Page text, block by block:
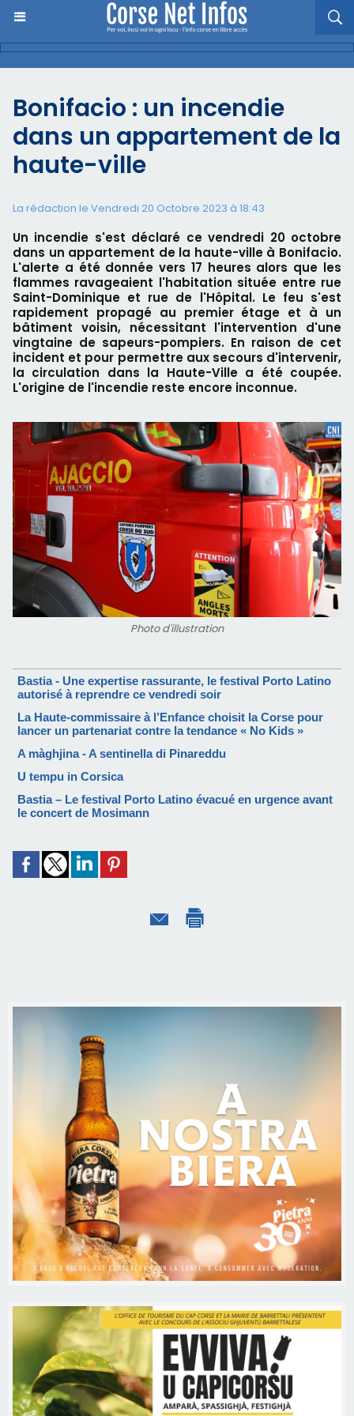
Bonifacio : un incendie
dans un appartement de la
haute-ville
La rédaction le Vendredi 20 Octobre 2023 à 18:43
Un incendie s'est déclaré ce vendredi 20 octobre
dans un appartement de la haute-ville à Bonifacio.
L'alerte a été donnée vers 17 heures alors que les
flammes ravageaient l'habitation située entre rue
Saint-Dominique et rue de l'Hôpital. Le feu s'est
rapidement propagé au premier étage et à un
bâtiment voisin, nécessitant l'intervention d'une
vingtaine de sapeurs-pompiers. En raison de cet
incident et pour permettre aux secours d'intervenir,
la circulation dans la Haute-Ville a été coupée.
L'origine de l'incendie reste encore inconnue.
Photo d'illustration
Bastia - Une expertise rassurante, le festival Porto Latino
autorisé à reprendre ce vendredi soir
La Haute-commissaire à l’Enfance choisit la Corse pour
lancer un partenariat contre la tendance « No Kids »
A màghjina - A sentinella di Pinareddu
U tempu in Corsica
Bastia – Le festival Porto Latino évacué en urgence avant
le concert de Mosimann